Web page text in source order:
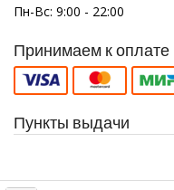
Пн-Вс: 9:00 - 22:00
Принимаем к оплате
Пункты выдачи